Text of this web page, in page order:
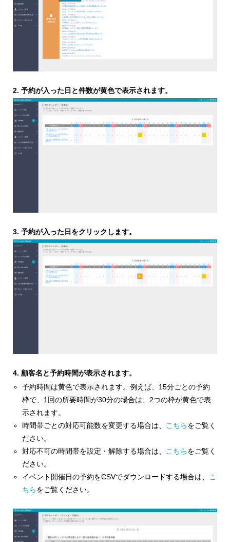
2. 予約が入った日と件数が黄色で表示されます。
3. 予約が入った日をクリックします。
4. 顧客名と予約時間が表示されます。
予約時間は黄色で表示されます。例えば、15分ごとの予約
枠で、1回の所要時間が30分の場合は、2つの枠が黄色で表
示されます。
時間帯ごとの対応可能数を変更する場合は、
こちらをご覧く
ださい。
対応不可の時間帯を設定・解除する場合は、
こちらをご覧く
ださい。
イベント開催日の予約をCSVでダウンロードする場合は、
こ
ちらをご覧ください。